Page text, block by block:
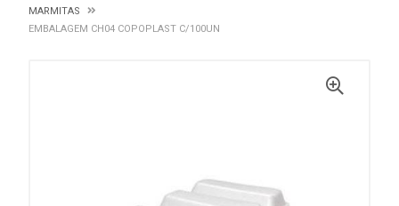
MARMITAS
EMBALAGEM CH04 COPOPLAST C/100UN